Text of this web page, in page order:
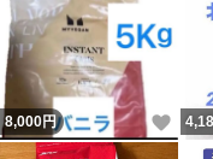
8,000円 い